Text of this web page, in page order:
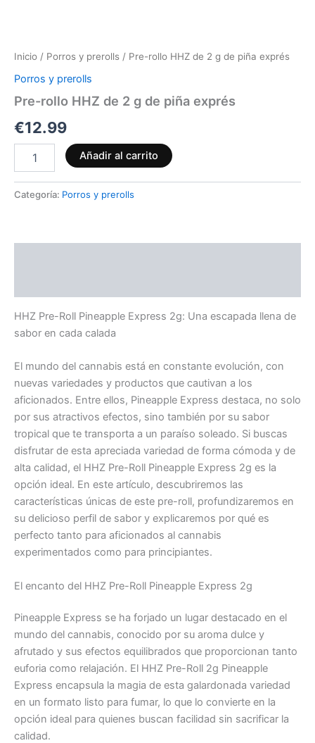
Inicio / Porros y prerolls / Pre-rollo HHZ de 2 g de piña exprés
Porros y prerolls
Pre-rollo HHZ de 2 g de piña exprés
€12.99
Añadir al carrito
Categoría: Porros y prerolls
HHZ Pre-Roll Pineapple Express 2g: Una escapada llena de
sabor en cada calada
El mundo del cannabis está en constante evolución, con
nuevas variedades y productos que cautivan a los
aficionados. Entre ellos, Pineapple Express destaca, no solo
por sus atractivos efectos, sino también por su sabor
tropical que te transporta a un paraíso soleado. Si buscas
disfrutar de esta apreciada variedad de forma cómoda y de
alta calidad, el HHZ Pre-Roll Pineapple Express 2g es la
opción ideal. En este artículo, descubriremos las
características únicas de este pre-roll, profundizaremos en
su delicioso perfil de sabor y explicaremos por qué es
perfecto tanto para aficionados al cannabis
experimentados como para principiantes.
El encanto del HHZ Pre-Roll Pineapple Express 2g
Pineapple Express se ha forjado un lugar destacado en el
mundo del cannabis, conocido por su aroma dulce y
afrutado y sus efectos equilibrados que proporcionan tanto
euforia como relajación. El HHZ Pre-Roll 2g Pineapple
Express encapsula la magia de esta galardonada variedad
en un formato listo para fumar, lo que lo convierte en la
opción ideal para quienes buscan facilidad sin sacrificar la
calidad.